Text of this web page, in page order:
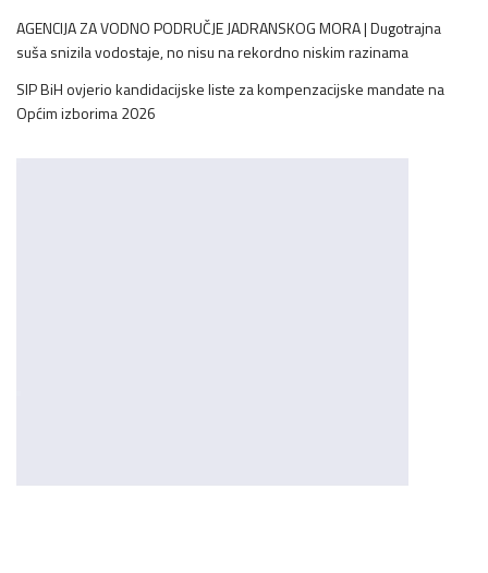
AGENCIJA ZA VODNO PODRUČJE JADRANSKOG MORA | Dugotrajna
suša snizila vodostaje, no nisu na rekordno niskim razinama
SIP BiH ovjerio kandidacijske liste za kompenzacijske mandate na
Općim izborima 2026